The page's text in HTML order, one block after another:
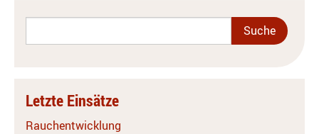
Letzte Einsätze
Rauchentwicklung